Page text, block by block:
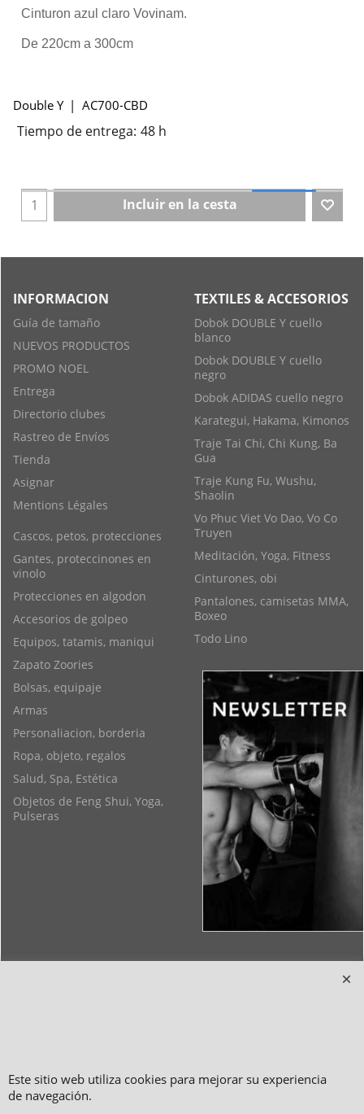
Cinturon azul claro Vovinam.
De 220cm a 300cm
Double Y AC700-CBD
Tiempo de entrega: 48 h
Incluir en la cesta
INFORMACION
Guía de tamaño
NUEVOS PRODUCTOS
PROMO NOEL
Entrega
Directorio clubes
Rastreo de Envíos
Tienda
Asignar
Mentions Légales
TEXTILES & ACCESORIOS
Dobok DOUBLE Y cuello
blanco
Dobok DOUBLE Y cuello
negro
Dobok ADIDAS cuello negro
Karategui, Hakama, Kimonos
Traje Tai Chi, Chi Kung, Ba
Gua
Traje Kung Fu, Wushu,
Shaolin
Vo Phuc Viet Vo Dao, Vo Co
Truyen
Meditación, Yoga, Fitness
Cinturones, obi
Pantalones, camisetas MMA,
Boxeo
Todo Lino
Cascos, petos, protecciones
Gantes, proteccinones en
vinolo
Protecciones en algodon
Accesorios de golpeo
Equipos, tatamis, maniqui
Zapato Zoories
Bolsas, equipaje
Armas
Personaliacion, borderia
Ropa, objeto, regalos
Salud, Spa, Estética
Objetos de Feng Shui, Yoga,
Pulseras
Este sitio web utiliza cookies para mejorar su experiencia
de navegación.